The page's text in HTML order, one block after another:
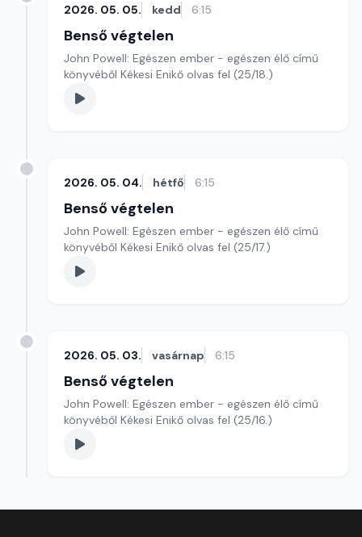
2026. 05. 05. kedd 6:15
Benső végtelen
John Powell: Egészen ember - egészen élő című
könyvéből Kékesi Enikő olvas fel (25/18.)
2026. 05. 04. hétfő 6:15
Benső végtelen
John Powell: Egészen ember - egészen élő című
könyvéből Kékesi Enikő olvas fel (25/17.)
2026. 05. 03. vasárnap 6:15
Benső végtelen
John Powell: Egészen ember - egészen élő című
könyvéből Kékesi Enikő olvas fel (25/16.)